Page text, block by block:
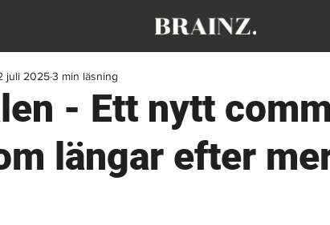
- Ett nytt
längar efter
juli 2025 3 min läsning